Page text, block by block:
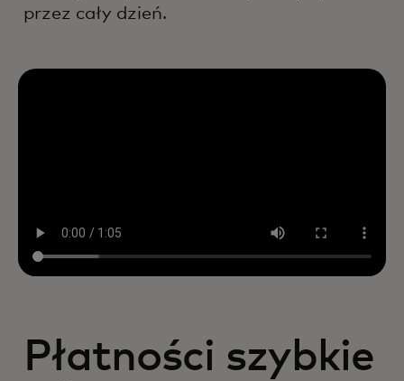
przez cały dzień.
Płatności szybkie